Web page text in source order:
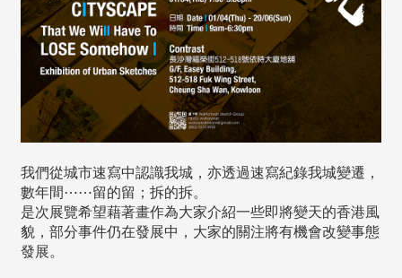
我們從城市速寫中認識我城，亦透過速寫紀錄我城變遷，
數年間⋯⋯留的留；拆的拆。
是次展覽希望藉著畫作為大家介紹一些即將變天的香港風
貌，部分事件仍在發展中，大家的關注將有機會改變事態
發展。